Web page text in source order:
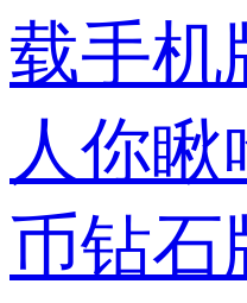
载手机
人你
币钻石